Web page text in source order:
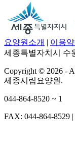
요양원소개 | 이용
세종특별자치시 수
Copyright © 2026 -
세종시립요양원.
044-864-8520 ~ 1
FAX: 044-864-8529 |